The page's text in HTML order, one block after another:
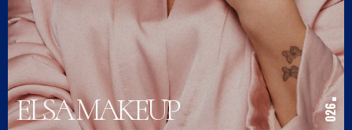
026
ELSA MAKEUP